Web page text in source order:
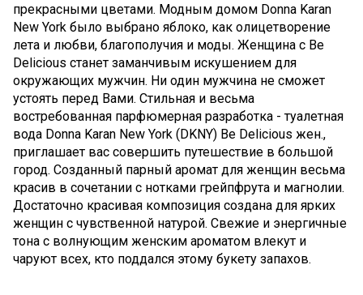
прекрасными цветами. Модным домом Donna Karan
New York было выбрано яблоко, как олицетворение
лета и любви, благополучия и моды. Женщина с Be
Delicious станет заманчивым искушением для
окружающих мужчин. Ни один мужчина не сможет
устоять перед Вами. Стильная и весьма
востребованная парфюмерная разработка - туалетная
вода Donna Karan New York (DKNY) Be Delicious жен.,
приглашает вас совершить путешествие в большой
город. Созданный парный аромат для женщин весьма
красив в сочетании с нотками грейпфрута и магнолии.
Достаточно красивая композиция создана для ярких
женщин с чувственной натурой. Свежие и энергичные
тона с волнующим женским ароматом влекут и
чаруют всех, кто поддался этому букету запахов.